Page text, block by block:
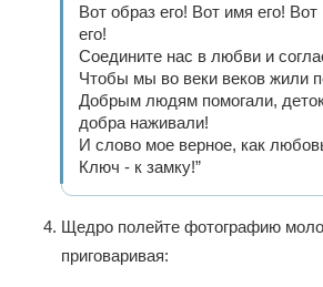
Вот образ его! Вот имя его!
его!
Соедините нас в любви и
Чтобы мы во веки веков жили
Добрым людям помогали,
добра наживали!
И слово мое верное, как
Ключ - к замку!”
Щедро полейте фотографию
приговаривая: